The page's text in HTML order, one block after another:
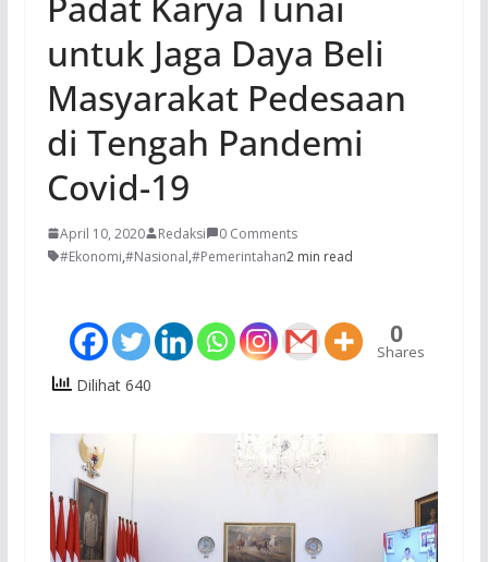
untuk Jaga Daya Beli
Masyarakat Pedesaan
di Tengah Pandemi
Covid-19
April 10, 2020 Redaksi
0 Comments
#Ekonomi,#Nasional,#Pemerintahan2 min read
0
Shares
Dilihat 640